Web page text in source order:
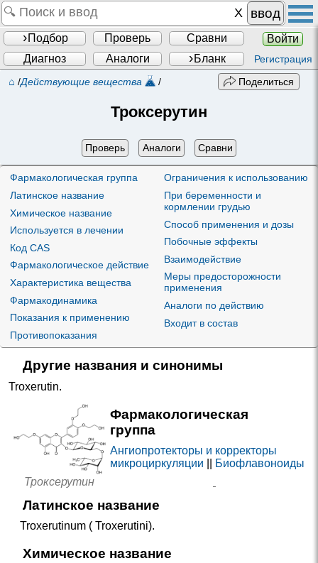
ввод
Подбор Проверь Сравни
Войти
Диагноз
Аналоги Бланк Регистрация
⌂ /Действующие вещества / Поделиться
Троксерутин
Проверь Аналоги Сравни
Фармакологическая группа
Латинское название
Химическое название
Используется в лечении
Код CAS
Фармакологическое действие
Характеристика вещества
Фармакодинамика
Показания к применению
Противопоказания
Ограничения к использованию
При беременности и
кормлении грудью
Способ применения и дозы
Побочные эффекты
Взаимодействие
Меры предосторожности
применения
Аналоги по действию
Входит в состав
Другие названия и синонимы
Troxerutin.
Троксерутин
Фармакологическая
группа
Ангиопротекторы и корректоры
микроциркуляции
Биофлавоноиды
Латинское название
Troxerutinum ( Troxerutini).
Химическое название